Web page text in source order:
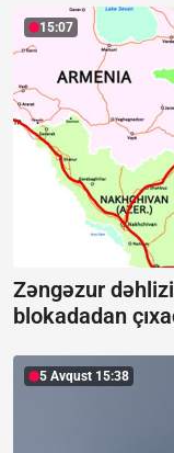
15:07
Zəngəzur
blokadadan
5 Avqust 15:38